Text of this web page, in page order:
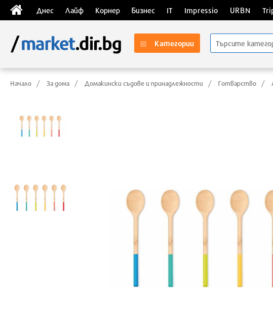
Днес Лайф Корнер Бизнес IT Impressio URBN
Категории
Начало За дома Домакински съдове и принадлежности Готварство